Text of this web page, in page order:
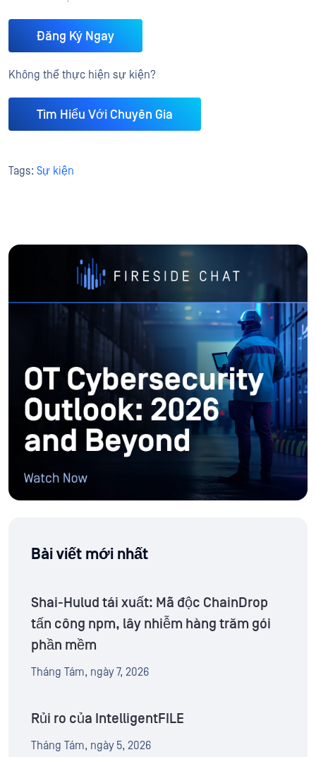
Đăng Ký Ngay
Không thể thực hiện sự kiện?
Tìm Hiểu Với Chuyên Gia
Tags: Sự kiện
Bài viết mới nhất
Shai-Hulud tái xuất: Mã độc ChainDrop
tấn công npm, lây nhiễm hàng trăm gói
phần mềm
Tháng Tám, ngày 7, 2026
Rủi ro của IntelligentFILE
Tháng Tám, ngày 5, 2026